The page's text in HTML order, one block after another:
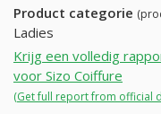
Product categorie
Ladies
Krijg een volledig
voor Sizo Coiffure
(Get full report from official